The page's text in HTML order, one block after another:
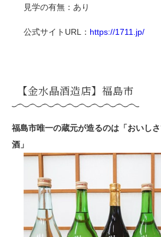
見学の有無：あり
公式サイト URL ： https://1711.jp/
【金水晶酒造店】福島市
福島市唯一の蔵元が造るのは「おいし
酒」